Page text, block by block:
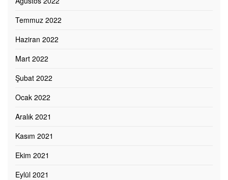
Temmuz 2022
Haziran 2022
Mart 2022
Şubat 2022
Ocak 2022
Aralık 2021
Kasım 2021
Ekim 2021
Eylül 2021